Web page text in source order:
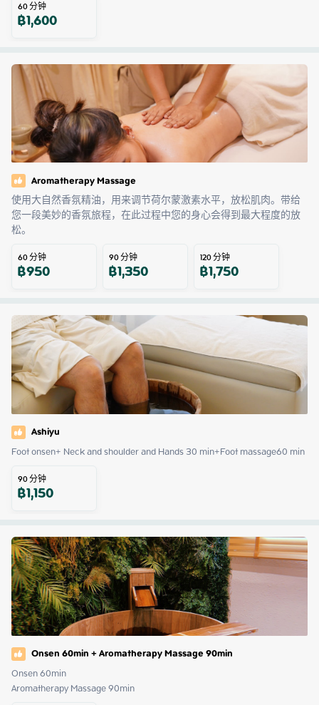
60分钟
฿1,600
Aromatherapy Massage
使用大自然香氛精油，用来调节荷尔蒙激素水平，放松肌肉。带给
您一段美妙的香氛旅程，在此过程中您的身心会得到最大程度的放
松。
60分钟
฿950 90分钟
฿1,350 120分钟
฿1,750
Ashiyu
Foot onsen+ Neck and shoulder and Hands 30 min+Foot massage60 min
90分钟
฿1,150
Onsen 60min + Aromatherapy Massage 90min
Onsen 60min
Aromatherapy Massage 90min